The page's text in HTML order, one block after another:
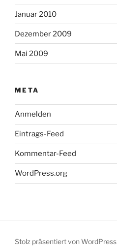
Januar 2010
Dezember 2009
Mai 2009
META
Anmelden
Eintrags-Feed
Kommentar-Feed
WordPress.org
Stolz präsentiert von WordPress